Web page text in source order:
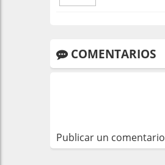
COMENTARIOS
Publicar un comentario